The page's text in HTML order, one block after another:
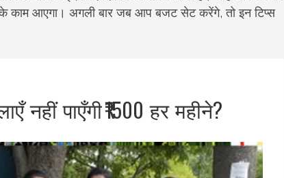
काम आएगा। अगली बार जब आप बजट सेट करेंगे, तो इन टिप्स
नहीं पाएँगी ₹1500 हर महीने?